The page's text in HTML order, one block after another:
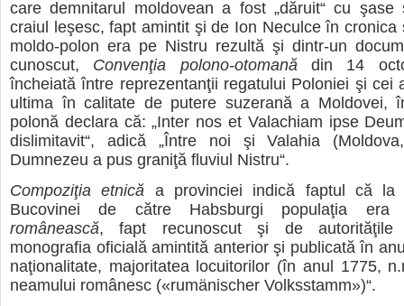
care demnitarul moldovean a fost „dăruit“ cu
craiul leşesc, fapt amintit şi de Ion Neculce în cronica
moldo-polon era pe Nistru rezultă şi dintr-un
cunoscut, Convenţia polono-otomană din 14
încheiată între reprezentanţii regatului Poloniei şi cei
ultima în calitate de putere suzerană a Moldovei,
polonă declara că: „Inter nos et Valachiam ipse
dislimitavit“, adică „Între noi şi Valahia
Dumnezeu a pus graniţă fluviul Nistru“.
Compoziţia etnică a provinciei indică faptul că la
Bucovinei de către Habsburgi populaţia
românească, fapt recunoscut şi de autorităţile
monografia oficială amintită anterior şi publicată în
naţionalitate, majoritatea locuitorilor (în anul 1775,
neamului românesc («rumänischer Volksstamm»)“.